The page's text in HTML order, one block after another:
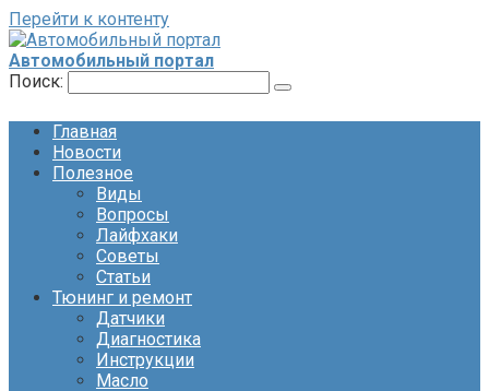
Перейти к контенту
Автомобильный портал
Поиск:
Главная
Новости
Полезное
Виды
Вопросы
Лайфхаки
Советы
Статьи
Тюнинг и ремонт
Датчики
Диагностика
Инструкции
Масло